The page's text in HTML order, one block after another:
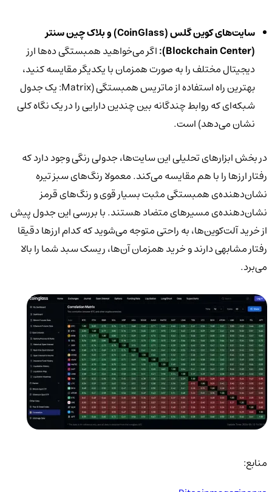
سایت‌های کوین گلس (CoinGlass) و بلاک چین سنتر
Blockchain Center
):اگر می‌خواهید همبستگی ده‌ها ارز
دیجیتال مختلف را به صورت همزمان با یکدیگر مقایسه کنید،
بهترین راه استفاده از ماتریس همبستگی (Matrix: یک جدول
شبکه‌ای که روابط چندگانه بین چندین دارایی را در یک نگاه کلی
نشان می‌دهد) است.
در بخش ابزارهای تحلیلی این سایت‌ها، جدولی رنگی وجود دارد که
رفتار ارزها را با هم مقایسه می‌کند. معمولا رنگ‌های سبز تیره
نشان‌دهنده‌ی همبستگی مثبت بسیار قوی و رنگ‌های قرمز
نشان‌دهنده‌ی مسیرهای متضاد هستند. با بررسی این جدول پیش
از خرید آلت‌کوین‌ها، به راحتی متوجه می‌شوید که کدام ارزها دقیقا
رفتار مشابهی دارند و خرید همزمان آن‌ها، ریسک سبد شما را بالا
می‌برد.
منابع: